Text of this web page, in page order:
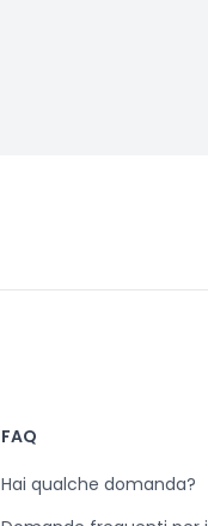
FAQ
Hai qualche domanda?